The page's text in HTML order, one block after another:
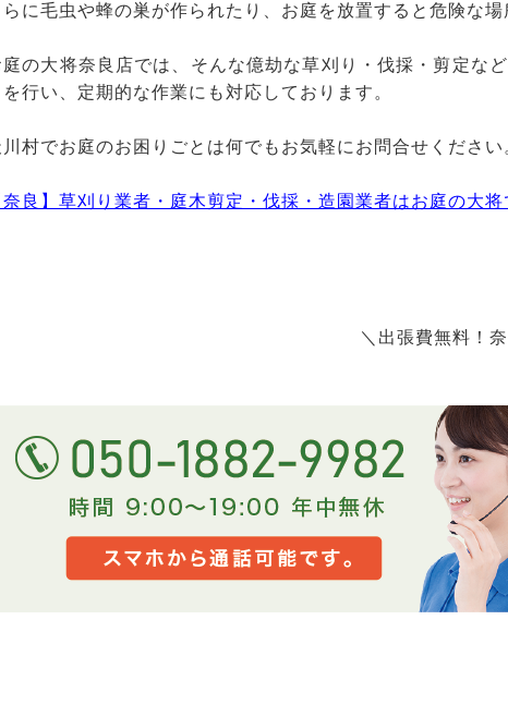
らに毛虫や蜂の巣が作られたり、お庭を放置すると危険な場
庭の大将奈良店では、そんな億劫な草刈り・伐採・剪定な
を行い、定期的な作業にも対応しております。
川村でお庭のお困りごとは何でもお気軽にお問合せくださ
奈良】草刈り業者・庭木剪定・伐採・造園業者はお庭の大将
＼出張費無料！